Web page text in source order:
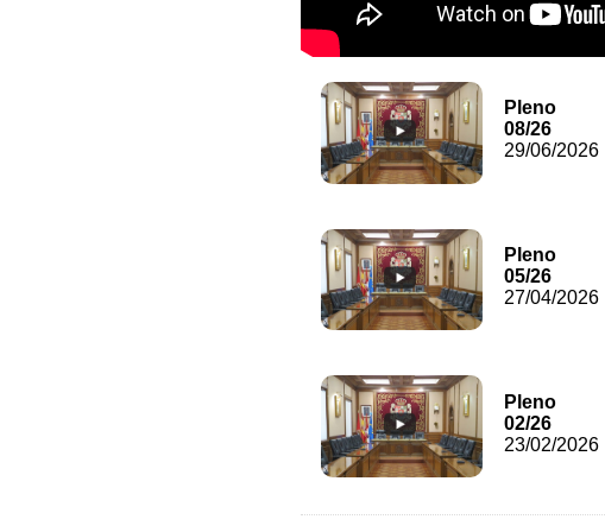
Pleno
08/26
29/06/2026
Pleno
05/26
27/04/2026
Pleno
02/26
23/02/2026